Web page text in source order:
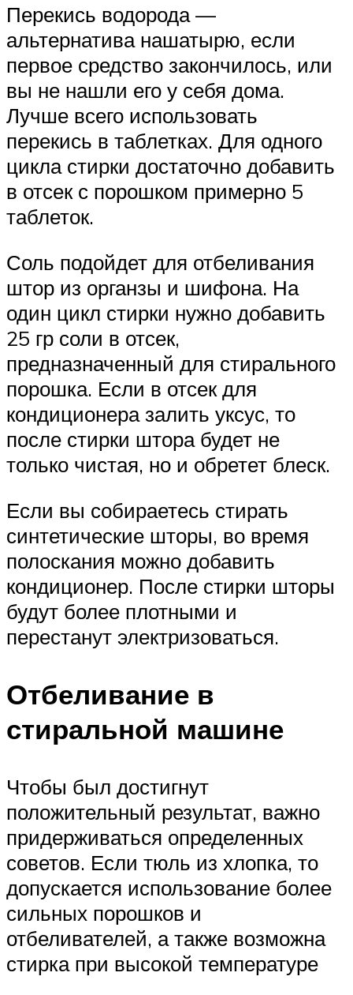
Перекись водорода —
альтернатива нашатырю, если
первое средство закончилось, или
вы не нашли его у себя дома.
Лучше всего использовать
перекись в таблетках. Для одного
цикла стирки достаточно добавить
в отсек с порошком примерно 5
таблеток.
Соль подойдет для отбеливания
штор из органзы и шифона. На
один цикл стирки нужно добавить
25 гр соли в отсек,
предназначенный для стирального
порошка. Если в отсек для
кондиционера залить уксус, то
после стирки штора будет не
только чистая, но и обретет блеск.
Если вы собираетесь стирать
синтетические шторы, во время
полоскания можно добавить
кондиционер. После стирки шторы
будут более плотными и
перестанут электризоваться.
Отбеливание в
стиральной машине
Чтобы был достигнут
положительный результат, важно
придерживаться определенных
советов. Если тюль из хлопка, то
допускается использование более
сильных порошков и
отбеливателей, а также возможна
стирка при высокой температуре